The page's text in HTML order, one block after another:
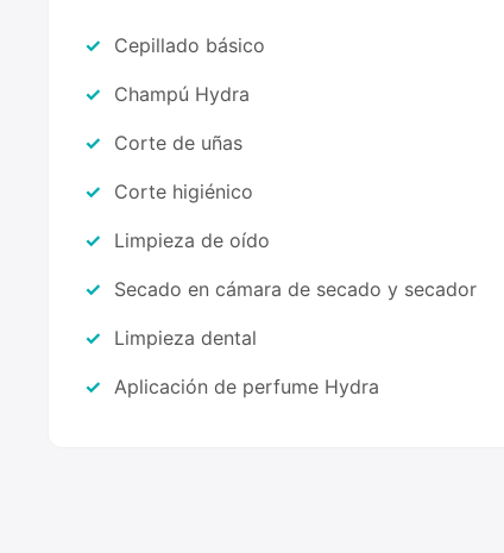
Cepillado básico
Champú Hydra
Corte de uñas
Corte higiénico
Limpieza de oído
Secado en cámara de secado y secador
Limpieza dental
Aplicación de perfume Hydra